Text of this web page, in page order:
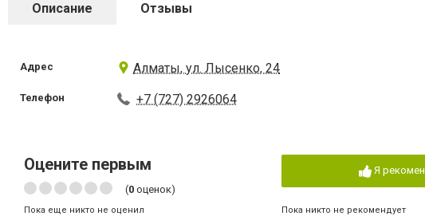
Описание Отзывы
Адрес Алматы, ул. Лысенко, 24
Телефон +7 (727) 2926064
Оцените первым
(0 оценок)
Пока еще никто не оценил
Я
Пока никто не рекомендует